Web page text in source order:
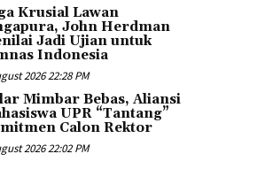
Krusial Lawan
John Herdman
Jadi Ujian untuk
Indonesia
2026 22:28 PM
Mimbar Bebas, Aliansi
UPR “Tantang”
Calon Rektor
2026 22:02 PM